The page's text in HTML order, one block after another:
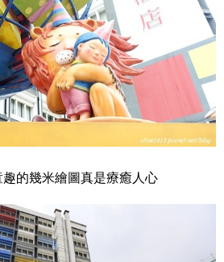
的幾米繪圖真是療癒人心